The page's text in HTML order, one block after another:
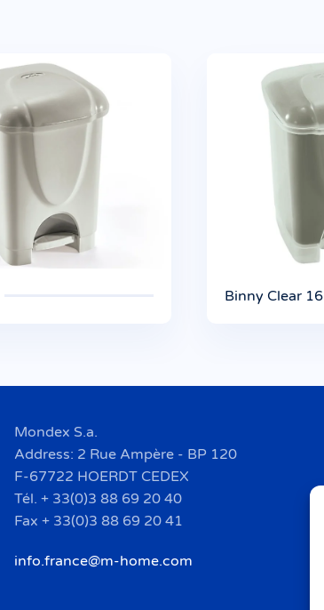
Binny Clear 16
Mondex S.a.
Address: 2 Rue Ampère - BP 120
F-67722 HOERDT CEDEX
Tél. + 33(0)3 88 69 20 40
Fax + 33(0)3 88 69 20 41
info.france@m-home.com